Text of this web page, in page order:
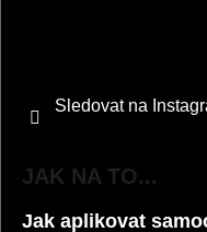
Sledovat na
JAK NA TO...
Jak aplikovat